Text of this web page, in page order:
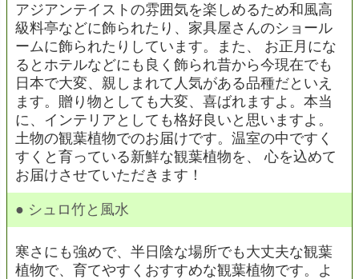
アジアンテイストの雰囲気を楽しめるため和風高
級料亭などに飾られたり、家具屋さんのショール
ームに飾られたりしています。また、 お正月にな
るとホテルなどにも良く飾られ昔から今現在でも
日本で大変、親しまれて人気がある品種だといえ
ます。贈り物としても大変、喜ばれますよ。本当
に、インテリアとしても格好良いと思いますよ。
土物の観葉植物でのお届けです。温室の中ですく
すくと育っている新鮮な観葉植物を、 心を込めて
お届けさせていただきます！
● シュロ竹と風水
寒さにも強めで、半日陰な場所でも大丈夫な観葉
植物で、育てやすくおすすめな観葉植物です。よ